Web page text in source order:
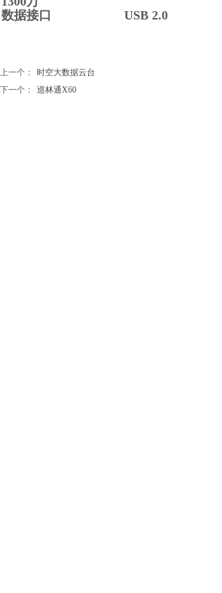
数据接口 USB 2.0
上一个：
时空大数据云台
下一个：
巡林通X60